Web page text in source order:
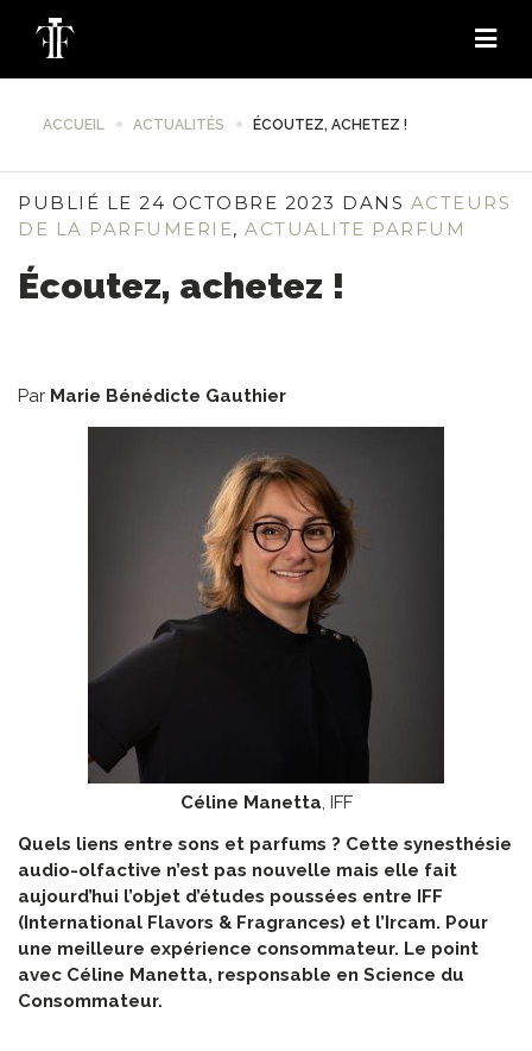
ACCUEIL ACTUALITÉS ÉCOUTEZ, ACHETEZ !
PUBLIÉ LE 24 OCTOBRE 2023 DANS ACTEURS
DE LA PARFUMERIE, ACTUALITE PARFUM
Écoutez, achetez !
Par Marie Bénédicte Gauthier
Céline Manetta, IFF
Quels liens entre sons et parfums ? Cette synesthésie
audio-olfactive n’est pas nouvelle mais elle fait
aujourd’hui l’objet d’études poussées entre IFF
(International Flavors & Fragrances) et l’Ircam. Pour
une meilleure expérience consommateur. Le point
avec Céline Manetta, responsable en Science du
Consommateur.